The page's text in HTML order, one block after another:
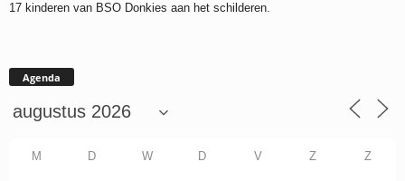
17 kinderen van BSO Donkies aan het schilderen.
Agenda
M D W D V Z Z